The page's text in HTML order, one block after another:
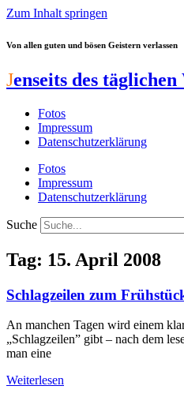
Zum Inhalt springen
Von allen guten und bösen Geistern verlassen
Jenseits des täglichen
Fotos
Impressum
Datenschutzerklärung
Fotos
Impressum
Datenschutzerklärung
Suche
Tag: 15. April 2008
Schlagzeilen zum
An manchen Tagen wird einem
„Schlagzeilen” gibt – nach dem
man eine
Weiterlesen